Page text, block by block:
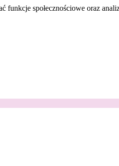
społecznościowe oraz